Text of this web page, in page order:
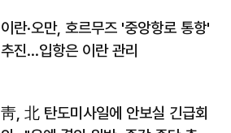
이란·오만, 호르무즈 '중앙항로 통항'
추진…입항은 이란 관리
靑, 北 탄도미사일에 안보실 긴급회